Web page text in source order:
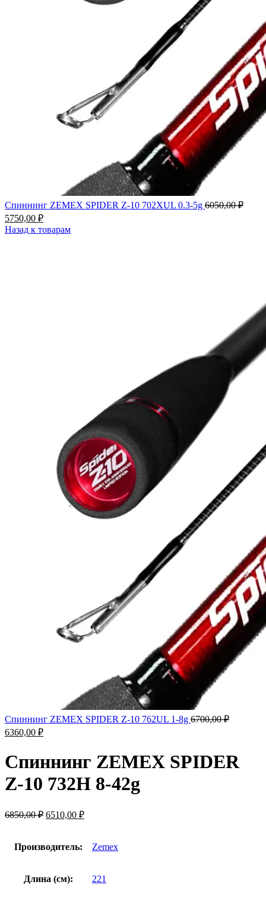
Спиннинг ZEMEX SPIDER Z-10 702XUL 0.3-5g 6050,00₽
5750,00 ₽Текущая
цена:
Назад к товарам
Спиннинг ZEMEX SPIDER Z-10 762UL 1-8g 6700,00₽
6360,00 ₽Текущая
Спиннинг ZEMEX SPIDER
Z-10 732H 8-42g
6850,00₽ Первоначальная
6850,00 ₽.
6510,00 ₽Текущая
Производитель:
Zemex
Длина (см): 221